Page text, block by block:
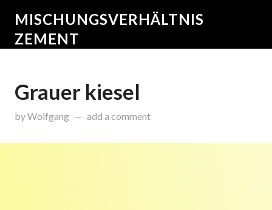
MISCHUNGSVERHÄLTNIS
ZEMENT
Grauer kiesel
byWolfgang onJanuar 16, 2015
add a comment